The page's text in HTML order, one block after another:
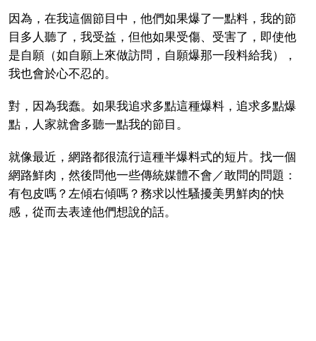
因為，在我這個節目中，他們如果爆了一點料，我的節
目多人聽了，我受益，但他如果受傷、受害了，即使他
是自願（如自願上來做訪問，自願爆那一段料給我），
我也會於心不忍的。
對，因為我蠢。如果我追求多點這種爆料，追求多點爆
點，人家就會多聽一點我的節目。
就像最近，網路都很流行這種半爆料式的短片。找一個
網路鮮肉，然後問他一些傳統媒體不會／敢問的問題：
有包皮嗎？左傾右傾嗎？務求以性騷擾美男鮮肉的快
感，從而去表達他們想說的話。